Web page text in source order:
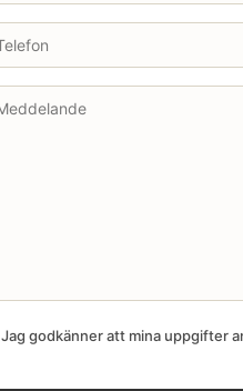
Jag godkänner att mina uppgifter